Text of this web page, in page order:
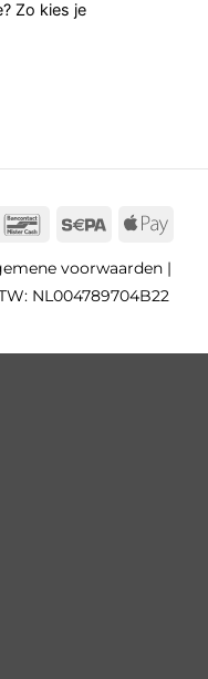
Zo kies je
Bancontact
Sepa
voorwaarden|
NL004789704B22